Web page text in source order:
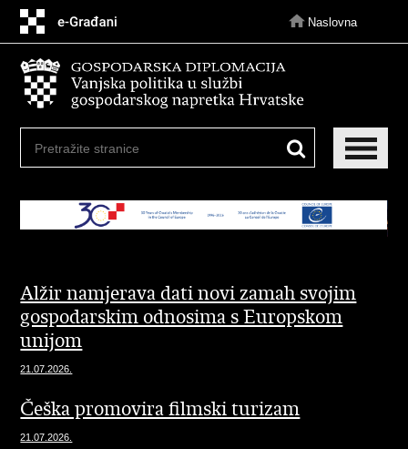
glavni
sadržaj
Naslovna
Alžir namjerava dati novi zamah svojim
gospodarskim odnosima s Europskom
unijom
21.07.2026.
Češka promovira filmski turizam
21.07.2026.